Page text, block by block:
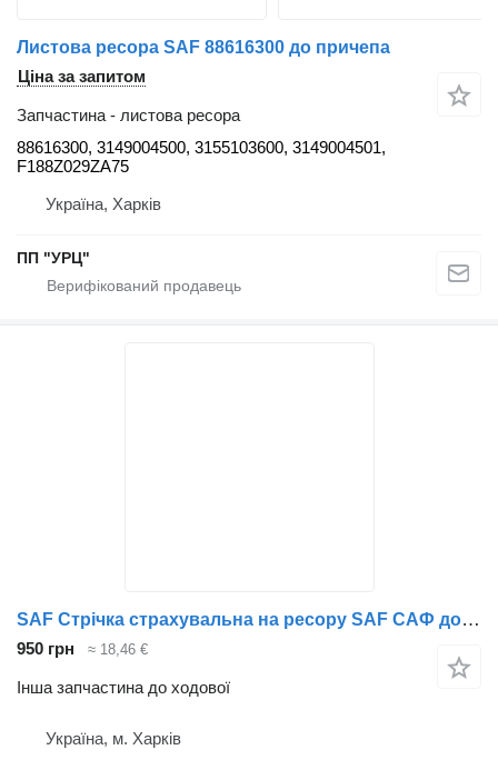
Листова ресора SAF 88616300 до причепа
Ціна за запитом
Запчастина - листова ресора
88616300, 3149004500, 3155103600, 3149004501,
F188Z029ZA75
Україна, Харків
ПП "УРЦ"
SAF Стрічка страхувальна на ресору SAF САФ до причепа
950 грн ≈ 18,46 €
Інша запчастина до ходової
Україна, м. Харків